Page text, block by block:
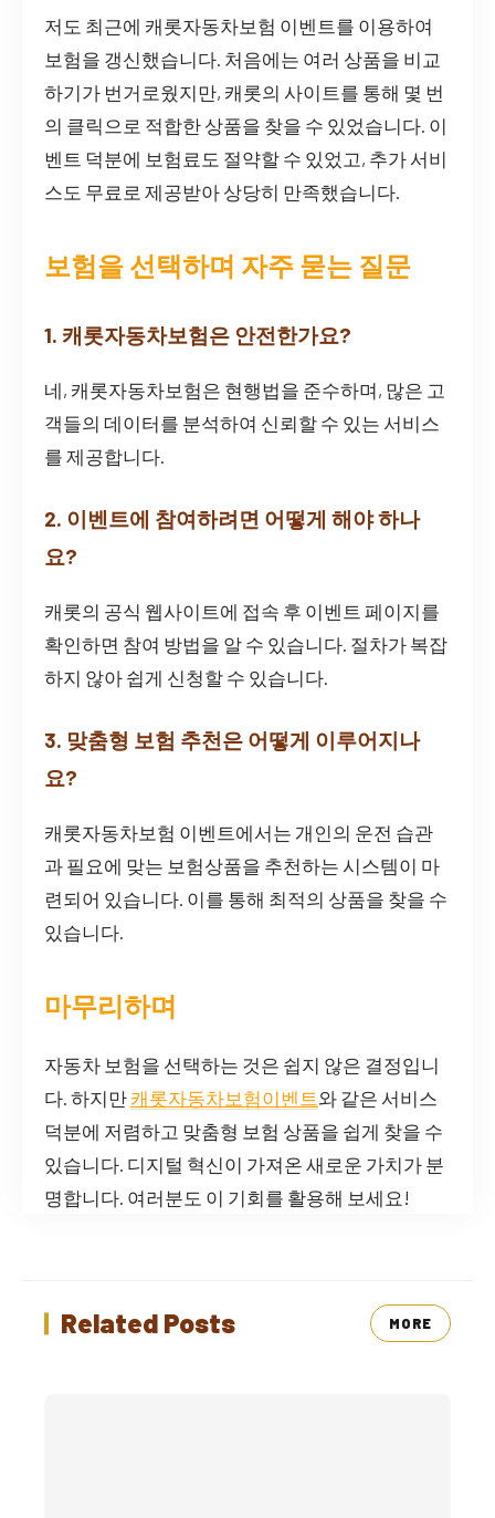
저도 최근에 캐롯자동차보험 이벤트를 이용하여
보험을 갱신했습니다. 처음에는 여러 상품을 비교
하기가 번거로웠지만, 캐롯의 사이트를 통해 몇 번
의 클릭으로 적합한 상품을 찾을 수 있었습니다. 이
벤트 덕분에 보험료도 절약할 수 있었고, 추가 서비
스도 무료로 제공받아 상당히 만족했습니다.
보험을 선택하며 자주 묻는 질문
1. 캐롯자동차보험은 안전한가요?
네, 캐롯자동차보험은 현행법을 준수하며, 많은 고
객들의 데이터를 분석하여 신뢰할 수 있는 서비스
를 제공합니다.
2. 이벤트에 참여하려면 어떻게 해야 하나
요?
캐롯의 공식 웹사이트에 접속 후 이벤트 페이지를
확인하면 참여 방법을 알 수 있습니다. 절차가 복잡
하지 않아 쉽게 신청할 수 있습니다.
3. 맞춤형 보험 추천은 어떻게 이루어지나
요?
캐롯자동차보험 이벤트에서는 개인의 운전 습관
과 필요에 맞는 보험상품을 추천하는 시스템이 마
련되어 있습니다. 이를 통해 최적의 상품을 찾을 수
있습니다.
마무리하며
자동차 보험을 선택하는 것은 쉽지 않은 결정입니
다. 하지만 캐롯자동차보험이벤트 와 같은 서비스
덕분에 저렴하고 맞춤형 보험 상품을 쉽게 찾을 수
있습니다. 디지털 혁신이 가져온 새로운 가치가 분
명합니다. 여러분도 이 기회를 활용해 보세요!
Related Posts MORE